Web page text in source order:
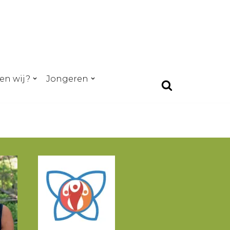
wij?
Jongeren